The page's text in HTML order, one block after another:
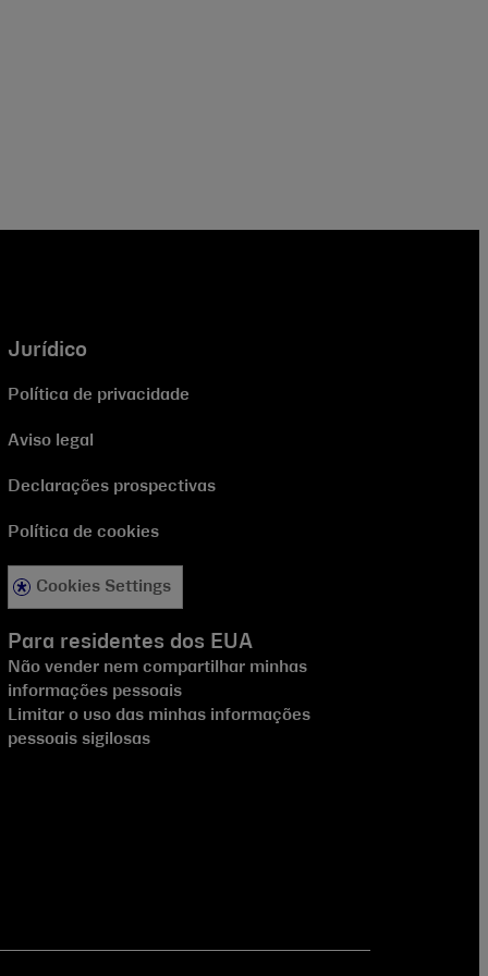
Jurídico
Política de privacidade
Aviso legal
Declarações prospectivas
Política de cookies
Cookies Settings
Para residentes dos EUA
Não vender nem compartilhar minhas
informações pessoais
Limitar o uso das minhas informações
pessoais sigilosas